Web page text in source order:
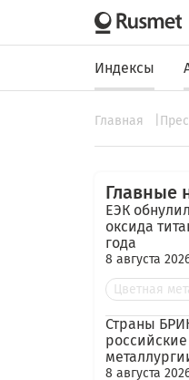
Индексы
Главная
Главные
ЕЭК
оксида
года
8 августа
Цветная
Страны
минералам
8 августа